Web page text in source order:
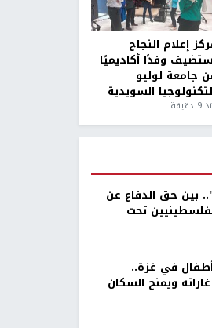
إعلام النجاح
وفدًا أكاديميًا
جامعة لوليو
السويدية
بين حق الدفاع عن
تحت
في غزة..
ويمنح السكان